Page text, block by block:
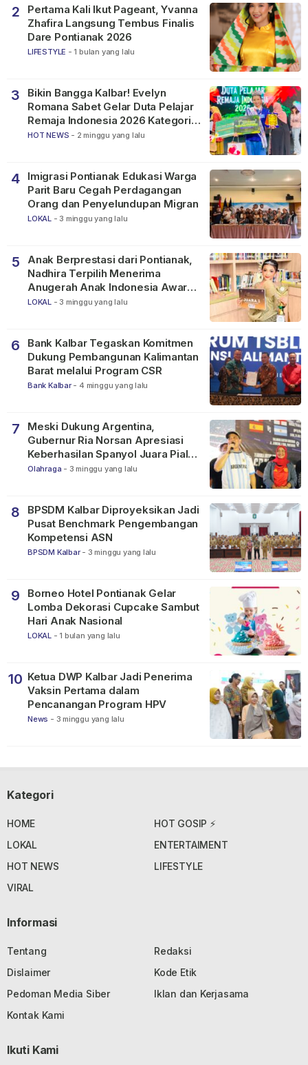
2
Pertama Kali Ikut Pageant, Yvanna
Zhafira Langsung Tembus Finalis
Dare Pontianak 2026
LIFESTYLE - 1 bulan yang lalu
3
Bikin Bangga Kalbar! Evelyn
Romana Sabet Gelar Duta Pelajar
Remaja Indonesia 2026 Kategori
SMP
HOT NEWS - 2 minggu yang lalu
4
Imigrasi Pontianak Edukasi Warga
Parit Baru Cegah Perdagangan
Orang dan Penyelundupan Migran
LOKAL - 3 minggu yang lalu
5
Anak Berprestasi dari Pontianak,
Nadhira Terpilih Menerima
Anugerah Anak Indonesia Awards
2026
LOKAL - 3 minggu yang lalu
6
Bank Kalbar Tegaskan Komitmen
Dukung Pembangunan Kalimantan
Barat melalui Program CSR
Bank Kalbar - 4 minggu yang lalu
7
Meski Dukung Argentina,
Gubernur Ria Norsan Apresiasi
Keberhasilan Spanyol Juara Piala
Dunia FIFA 2026
Olahraga - 3 minggu yang lalu
8
BPSDM Kalbar Diproyeksikan Jadi
Pusat Benchmark Pengembangan
Kompetensi ASN
BPSDM Kalbar - 3 minggu yang lalu
9
Borneo Hotel Pontianak Gelar
Lomba Dekorasi Cupcake Sambut
Hari Anak Nasional
LOKAL - 1 bulan yang lalu
10 Ketua DWP Kalbar Jadi Penerima
Vaksin Pertama dalam
Pencanangan Program HPV
News - 3 minggu yang lalu
Kategori
HOME
HOT GOSIP ⚡
LOKAL
ENTERTAIMENT
HOT NEWS
LIFESTYLE
VIRAL
Informasi
Tentang
Redaksi
Dislaimer
Kode Etik
Pedoman Media Siber
Iklan dan Kerjasama
Kontak Kami
Ikuti Kami